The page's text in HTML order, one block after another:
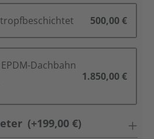
500,00 €
Dachbahn
1.850,00 €
(+199,00 €)